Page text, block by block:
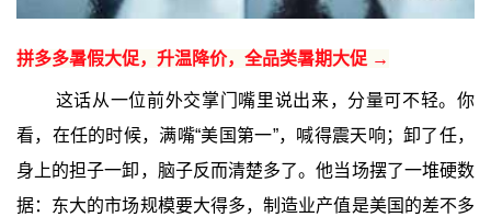
拼多多暑假大促，升温降价，全品类暑期大促 →
这话从一位前外交掌门嘴里说出来，分量可不轻。你
看，在任的时候，满嘴“美国第一”，喊得震天响；卸了任，
身上的担子一卸，脑子反而清楚多了。他当场摆了一堆硬数
据：东大的市场规模要大得多，制造业产值是美国的差不多